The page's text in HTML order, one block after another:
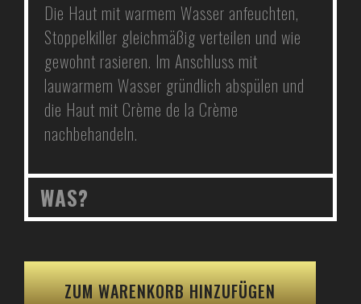
Die Haut mit warmem Wasser anfeuchten,
Stoppelkiller gleichmäßig verteilen und wie
gewohnt rasieren. Im Anschluss mit
lauwarmem Wasser gründlich abspülen und
die Haut mit Crème de la Crème
nachbehandeln.
WAS?
ZUM WARENKORB HINZUFÜGEN